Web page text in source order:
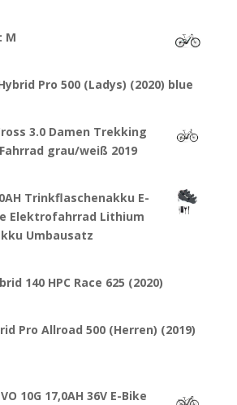
M
Pro 500 (Ladys) (2020) blue
3.0 Damen Trekking
grau/weiß 2019
Trinkflaschenakku E-
Elektrofahrrad Lithium
Umbausatz
140 HPC Race 625 (2020)
Pro Allroad 500 (Herren) (2019)
10G 17,0AH 36V E-Bike